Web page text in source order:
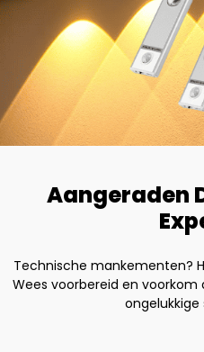
Aangeraden
Technische mankementen?
Wees voorbereid en